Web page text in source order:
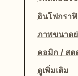
อินโฟกรา
ภาพขนาด
คอมิก / สต
ดูเพิ่มเติม